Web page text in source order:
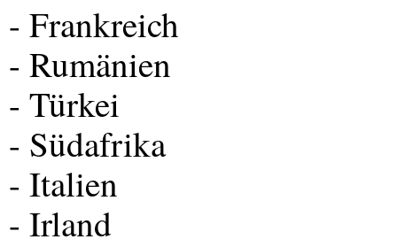
- Frankreich
- Rumänien
- Türkei
- Südafrika
- Italien
- Irland